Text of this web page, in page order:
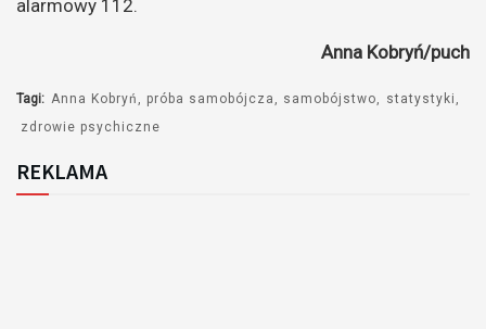
alarmowy 112.
Anna Kobryń/puch
Tagi: Anna Kobryń próba samobójcza samobójstwo
statystyki
zdrowie psychiczne
REKLAMA